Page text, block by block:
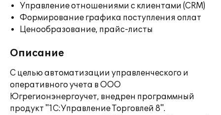
Управление отношениями с клиентами (CRM)
Формирование графика поступления оплат
Ценообразование, прайс-листы
Описание
С целью автоматизации управленческого и
оперативного учета в ООО
Югрегионэнергоучет, внедрен программный
продукт "1С:Управление Торговлей 8".